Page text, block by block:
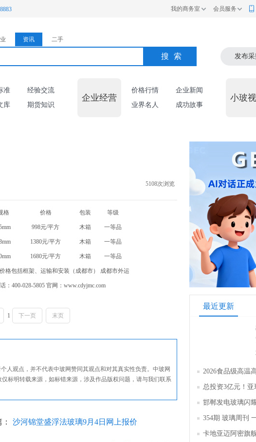
我的商务室 会员服务
资讯 二手
搜索 发布
准
经验交流
库
期货知识
企业经营
价格行情
企业新闻
业界名人
成功故事
小玻
最近更新
2026食品级高温
牌全面解析评测
总投资3亿元！
邯郸发电玻璃闪
354期 玻璃周刊
2026.5.30）
卡地亚迈阿密旗
5108次浏览
格 价格 包装 等级
998元/平方 木箱 一等品
1380元/平方 木箱 一等品
1680元/平方 木箱 一等品
格包括框架、运输和安装（成都市） 成都市外运
400-028-5805 官网：www.cdyjmc.com
1 下一页 末页
人观点，并不代表中玻网赞同其观点和对其真实性负责。中玻网
标明转载来源，如标错来源，涉及作品版权问题，请与我们联系
沙河锦堂盛浮法玻璃9月4日网上报价